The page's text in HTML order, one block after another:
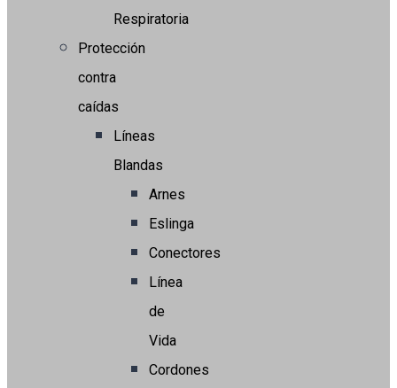
Respiratoria
Protección
contra
caídas
Líneas
Blandas
Arnes
Eslinga
Conectores
Línea
de
Vida
Cordones